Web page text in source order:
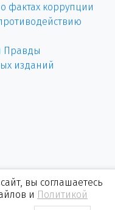
фактах коррупции
Правды
изданий
вы соглашаетесь
и Политикой